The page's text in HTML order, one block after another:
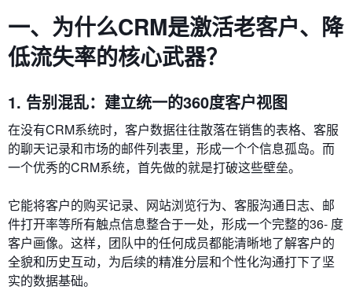
一、为什么CRM是激活老客户、降
低流失率的核心武器？
1. 告别混乱：建立统一的360度客户视图
在没有CRM系统时，客户数据往往散落在销售的表格、客服
的聊天记录和市场的邮件列表里，形成一个个信息孤岛。而
一个优秀的CRM系统，首先做的就是打破这些壁垒。
它能将客户的购买记录、网站浏览行为、客服沟通日志、邮
件打开率等所有触点信息整合于一处，形成一个完整的36- 度
客户画像。这样，团队中的任何成员都能清晰地了解客户的
全貌和历史互动，为后续的精准分层和个性化沟通打下了坚
实的数据基础。